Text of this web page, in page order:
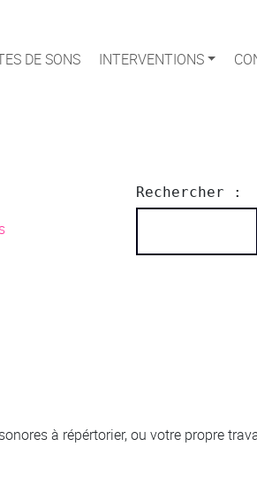
DE SONS INTERVENTIONS
Rechercher :
à répértorier, ou votre propre